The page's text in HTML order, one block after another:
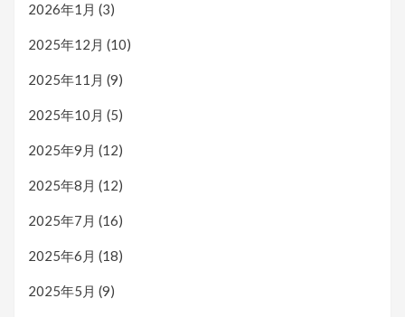
2026年1月 (3)
2025年12月 (10)
2025年11月 (9)
2025年10月 (5)
2025年9月 (12)
2025年8月 (12)
2025年7月 (16)
2025年6月 (18)
2025年5月 (9)